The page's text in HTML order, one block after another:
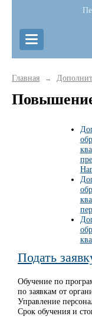
Главная →
Подать
Обучение по
по заявкам от
Управление
Срок обучения и